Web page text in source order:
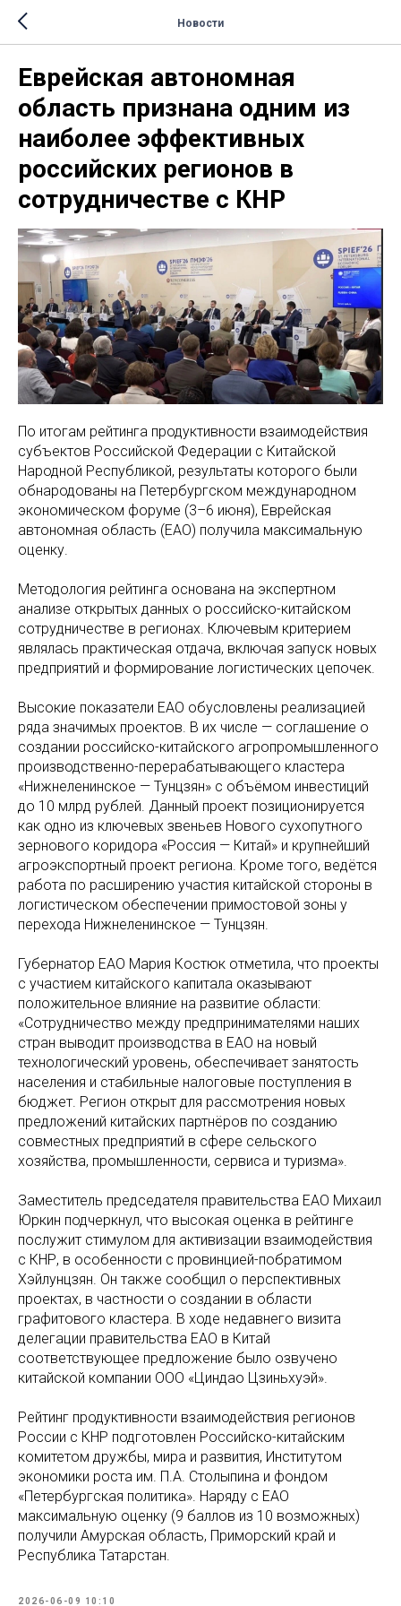
Новости
Еврейская автономная
область признана одним из
наиболее эффективных
российских регионов в
сотрудничестве с КНР
По итогам рейтинга продуктивности взаимодействия
субъектов Российской Федерации с Китайской
Народной Республикой, результаты которого были
обнародованы на Петербургском международном
экономическом форуме (3–6 июня), Еврейская
автономная область (ЕАО) получила максимальную
оценку.
Методология рейтинга основана на экспертном
анализе открытых данных о российско-китайском
сотрудничестве в регионах. Ключевым критерием
являлась практическая отдача, включая запуск новых
предприятий и формирование логистических цепочек.
Высокие показатели ЕАО обусловлены реализацией
ряда значимых проектов. В их числе — соглашение о
создании российско-китайского агропромышленного
производственно-перерабатывающего кластера
«Нижнеленинское — Тунцзян» с объёмом инвестиций
до 10 млрд рублей. Данный проект позиционируется
как одно из ключевых звеньев Нового сухопутного
зернового коридора «Россия — Китай» и крупнейший
агроэкспортный проект региона. Кроме того, ведётся
работа по расширению участия китайской стороны в
логистическом обеспечении примостовой зоны у
перехода Нижнеленинское — Тунцзян.
Губернатор ЕАО Мария Костюк отметила, что проекты
с участием китайского капитала оказывают
положительное влияние на развитие области:
«Сотрудничество между предпринимателями наших
стран выводит производства в ЕАО на новый
технологический уровень, обеспечивает занятость
населения и стабильные налоговые поступления в
бюджет. Регион открыт для рассмотрения новых
предложений китайских партнёров по созданию
совместных предприятий в сфере сельского
хозяйства, промышленности, сервиса и туризма».
Заместитель председателя правительства ЕАО Михаил
Юркин подчеркнул, что высокая оценка в рейтинге
послужит стимулом для активизации взаимодействия
с КНР, в особенности с провинцией-побратимом
Хэйлунцзян. Он также сообщил о перспективных
проектах, в частности о создании в области
графитового кластера. В ходе недавнего визита
делегации правительства ЕАО в Китай
соответствующее предложение было озвучено
китайской компании ООО «Циндао Цзиньхуэй».
Рейтинг продуктивности взаимодействия регионов
России с КНР подготовлен Российско-китайским
комитетом дружбы, мира и развития, Институтом
экономики роста им. П.А. Столыпина и фондом
«Петербургская политика». Наряду с ЕАО
максимальную оценку (9 баллов из 10 возможных)
получили Амурская область, Приморский край и
Республика Татарстан.
2026-06-09 10:10